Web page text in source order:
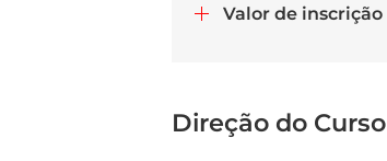
Valor de inscrição
Direção do Curso